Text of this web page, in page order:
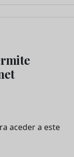
aceder a este